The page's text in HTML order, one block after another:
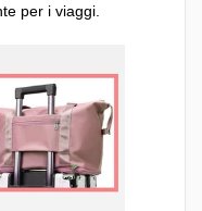
per i viaggi.